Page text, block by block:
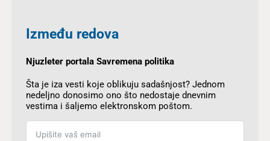
Između redova
Njuzleter portala Savremena politika
Šta je iza vesti koje oblikuju sadašnjost? Jednom
nedeljno donosimo ono što nedostaje dnevnim
vestima i šaljemo elektronskom poštom.